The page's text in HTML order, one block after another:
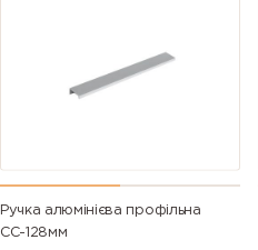
Ручка алюмінієва профільна
СС-128мм